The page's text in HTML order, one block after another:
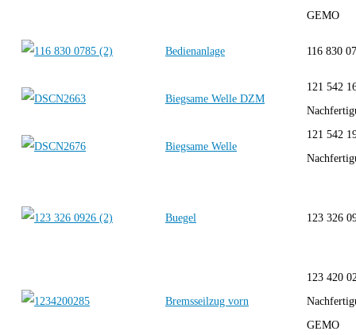
GEMO
Bedienanlage 116 830
Biegsame Welle DZM
121 542
Biegsame Welle
121 542
Buegel 123 326
Bremsseilzug vorn
123 420
GEMO